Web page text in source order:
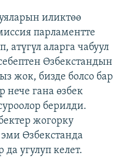
иликтөө
парламентте
аларга чабуул
Өзбекстандын
жок, бизде болсо бар
нече гана өзбек
берилди.
жогорку
Өзбекстанда
да угулуп келет.